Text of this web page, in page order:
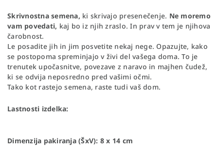
Skrivnostna semena, ki skrivajo presenečenje. Ne moremo
vam povedati, kaj bo iz njih zraslo. In prav v tem je njihova
čarobnost.
Le posadite jih in jim posvetite nekaj nege. Opazujte, kako
se postopoma spreminjajo v živi del vašega doma. To je
trenutek upočasnitve, povezave z naravo in majhen čudež,
ki se odvija neposredno pred vašimi očmi.
Tako kot rastejo semena, raste tudi vaš dom.
Lastnosti izdelka:
Dimenzija pakiranja (ŠxV): 8 x 14 cm